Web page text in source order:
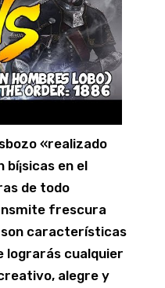
«realizado
en el
de todo
frescura
son características
lograrás cualquier
alegre y